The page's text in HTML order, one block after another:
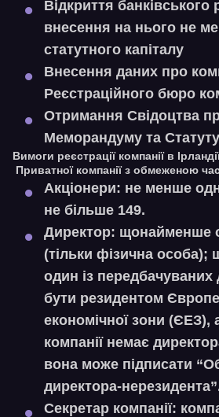
Відкриття банківського
внесення на нього не
статутного капіталу
Внесення даних про
Реєстраційного бюро
Отримання Свідоцтва
Меморандуму та Статуту
Вимоги реєстрації компанії в
Приватної компанії з обмеженою
Акціонери: не менше
не більше 149.
Директор: щонайменше
(тільки фізична
один із передбачуваних
бути резидентом
економічної зони (ЄЕЗ),
компанії немає
вона може підписати
директора-
Секретар компанії: